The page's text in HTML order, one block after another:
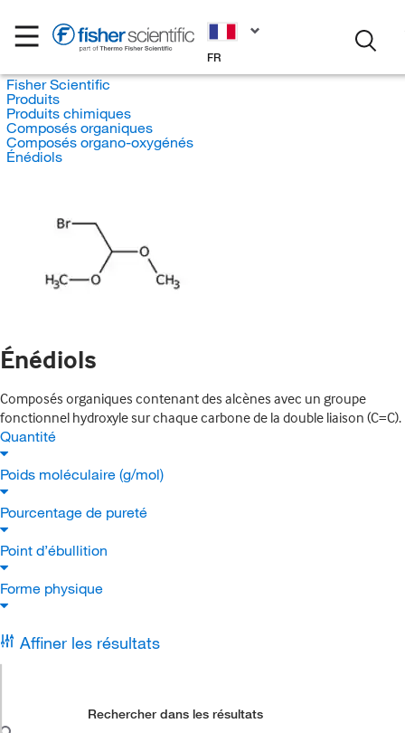
FR
Fisher Scientific
Produits
Produits chimiques
Composés organiques
Composés organo-oxygénés
Énédiols
Énédiols
Composés organiques contenant des alcènes avec un groupe
fonctionnel hydroxyle sur chaque carbone de la double liaison (C=C).
Quantité
Poids moléculaire (g/mol)
Pourcentage de pureté
Point d’ébullition
Forme physique
Affiner les résultats
Rechercher dans les résultats